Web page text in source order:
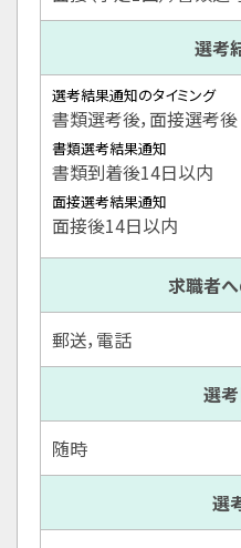
選考
選考結果通知のタイミング
書類選考後，面接選考後
書類選考結果通知
書類到着後14日以内
面接選考結果通知
面接後14日以内
求職者
郵送，電話
選
随時
選